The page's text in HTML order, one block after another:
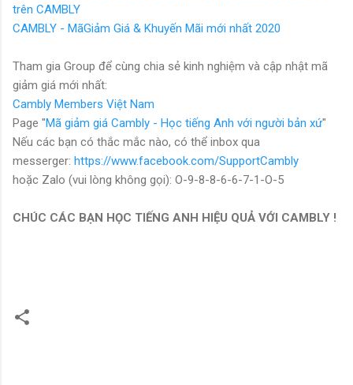
trên CAMBLY
CAMBLY - MãGiảm Giá & Khuyến Mãi mới nhất 2020
Tham gia Group để cùng chia sẻ kinh nghiệm và cập nhật mã
giảm giá mới nhất:
Cambly Members Việt Nam
Page "Mã giảm giá Cambly - Học tiếng Anh với người bản xứ"
Nếu các bạn có thắc mắc nào, có thể inbox qua
messerger: https://www.facebook.com/SupportCambly
hoặc Zalo (vui lòng không gọi): O-9-8-8-6-6-7-1-O-5
CHÚC CÁC BẠN HỌC TIẾNG ANH HIỆU QUẢ VỚI CAMBLY !